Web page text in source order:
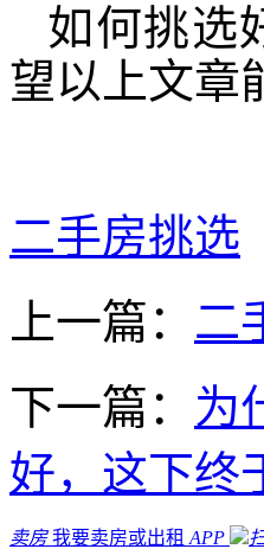
如何挑选
望以上文章
二手房挑选
上一篇： 二
下一篇： 为
好，这下终
卖房 我要卖房或出租 APP